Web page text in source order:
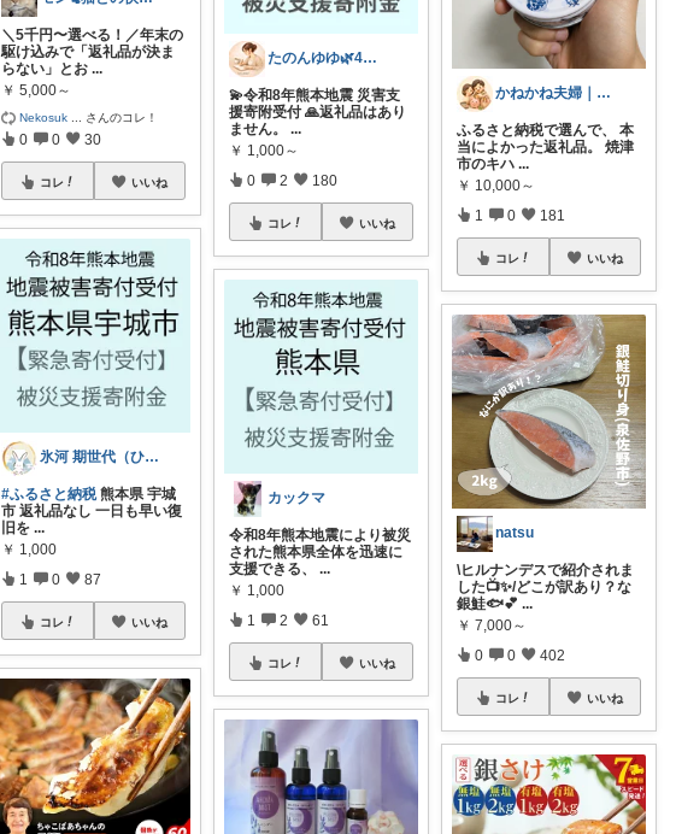
＼5千円〜選べる！／年末の
駆け込みで「返礼品が決ま
らない」とお ...
￥ 5,000～
Nekosuk さんのコレ！
0 0 30
コレ いいね
氷河 期世代（ひょうが きせよ）感謝♡
#ふるさと納税熊本県 宇城
市 返礼品なし 一日も早い復
旧を ...
￥ 1,000
1 0 87
コレ いいね
たのんゆゆ🌿4日感謝です💐
💫令和8年熊本地震 災害支
援寄附受付 🙏返礼品はあり
ません。
...
￥ 1,000～
0 2 180
コレ いいね
カックマ
令和8年熊本地震により被災
された熊本県全体を迅速に
支援できる、
...
￥ 1,000
1 2 61
コレ いいね
かねかね夫婦｜生活費を下げる楽天ROOM
ふるさと納税で選んで、 本
当によかった返礼品。 焼津
市のキハ ...
￥ 10,000～
1 0 181
コレ いいね
natsu
\ヒルナンデスで紹介されま
した📺✨/どこが訳あり？な
銀鮭🐟💕...
￥ 7,000～
0 0 402
コレ いいね